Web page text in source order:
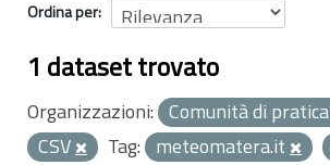
Ordina per
1 dataset trovato
Organizzazioni: Comunità di pratica
CSV
Tag: meteomatera.it